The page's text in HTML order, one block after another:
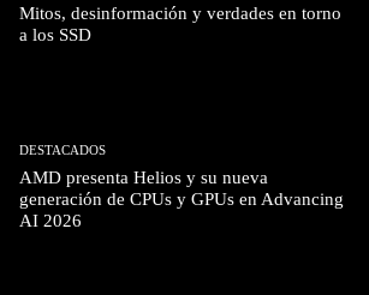
Mitos, desinformación y verdades en torno
a los SSD
DESTACADOS
AMD presenta Helios y su nueva
generación de CPUs y GPUs en Advancing
AI 2026